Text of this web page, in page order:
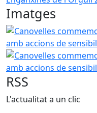
Imatges
Canovelles
Canovelles
RSS
L'actualitat a un clic